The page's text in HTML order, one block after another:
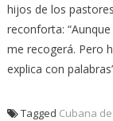
hijos de los
reconforta:
me recogerá. Pero
explica con
Tagged Cubana